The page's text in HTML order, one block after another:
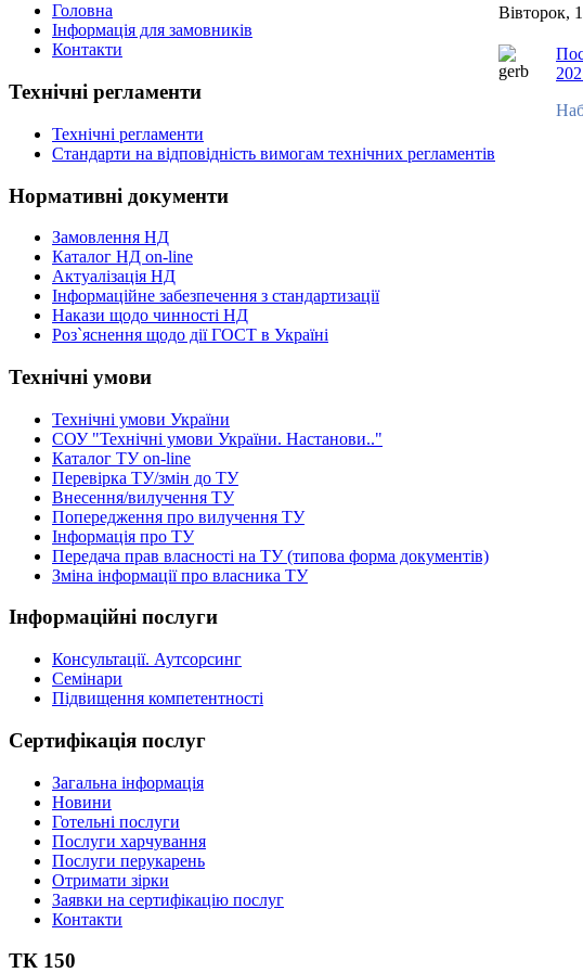
Головна
Інформація для замовників
Контакти
Технічні регламенти
Технічні регламенти
Стандарти на відповідність вимогам технічних регламентів
Нормативні документи
Замовлення НД
Каталог НД on-line
Актуалізація НД
Інформаційне забезпечення з стандартизації
Накази щодо чинності НД
Роз`яснення щодо дії ГОСТ в Україні
Технічні умови
Технічні умови України
СОУ "Технічні умови України. Настанови.."
Каталог ТУ on-line
Перевірка ТУ/змін до ТУ
Внесення/вилучення ТУ
Попередження про вилучення ТУ
Інформація про ТУ
Передача прав власності на ТУ (типова форма документів)
Зміна інформації про власника ТУ
Інформаційні послуги
Консультації. Аутсорсинг
Семінари
Підвищення компетентності
Сертифікація послуг
Загальна інформація
Новини
Готельні послуги
Послуги харчування
Послуги перукарень
Отримати зірки
Заявки на сертифікацію послуг
Контакти
ТК 150
Вівторок,